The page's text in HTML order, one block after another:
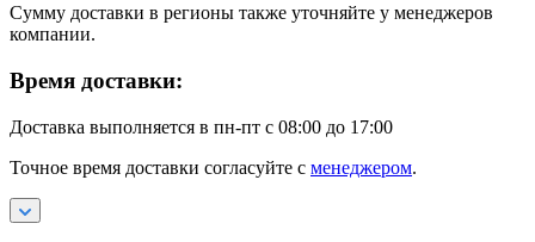
Сумму доставки в регионы также уточняйте у менеджеров
компании.
Время доставки:
Доставка выполняется в пн-пт с 08:00 до 17:00
Точное время доставки согласуйте с менеджером.